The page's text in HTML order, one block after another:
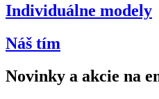
Individuálne modely
Náš tím
Novinky a akcie na